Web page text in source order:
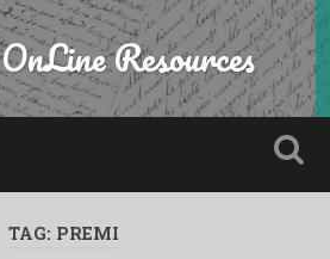
Resources
TAG: PREMI